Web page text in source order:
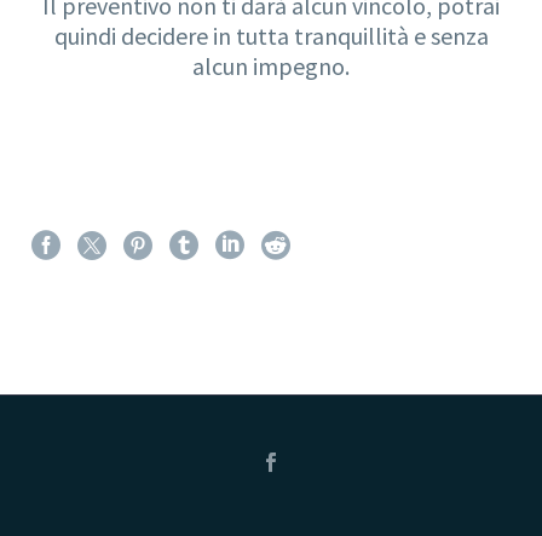
quindi decidere in tutta tranquillità e senza
alcun impegno.